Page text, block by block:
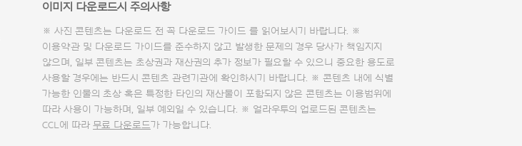
이미지 다운로드시 주의사항
※ 사진 콘텐츠는 다운로드 전 꼭 다운로드 가이드 를 읽어보시기 바랍니다. ※
이용약관 및 다운로드 가이드를 준수하지 않고 발생한 문제의 경우 당사가 책임지지
않으며, 일부 콘텐츠는 초상권과 재산권의 추가 정보가 필요할 수 있으니 중요한 용도로
사용할 경우에는 반드시 콘텐츠 관련기관에 확인하시기 바랍니다. ※ 콘텐츠 내에 식별
가능한 인물의 초상 혹은 특정한 타인의 재산물이 포함되지 않은 콘텐츠는 이용범위에
따라 사용이 가능하며, 일부 예외일 수 있습니다. ※ 얼라우투의 업로드된 콘텐츠는
CCL에 따라 무료 다운로드가 가능합니다.